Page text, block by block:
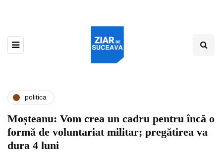
politica
Moșteanu: Vom crea un cadru pentru încă o
formă de voluntariat militar; pregătirea va
dura 4 luni